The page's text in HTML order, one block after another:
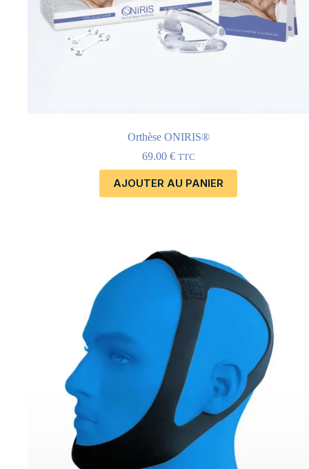
Orthèse ONIRIS®
69.00 € TTC
AJOUTER AU PANIER